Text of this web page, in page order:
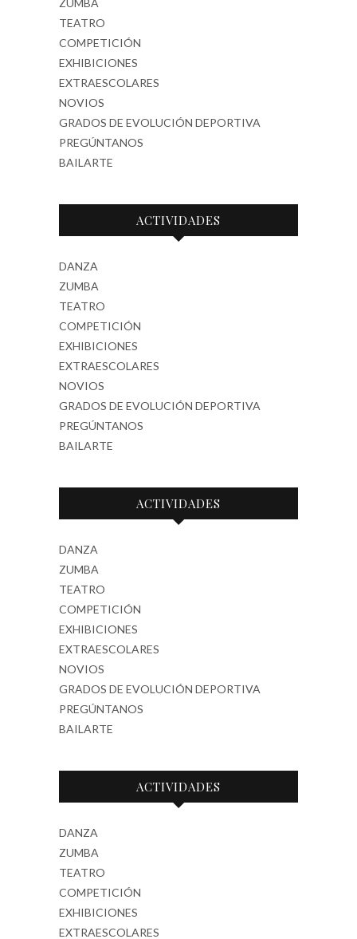
TEATRO
COMPETICIÓN
EXHIBICIONES
EXTRAESCOLARES
NOVIOS
GRADOS DE EVOLUCIÓN DEPORTIVA
PREGÚNTANOS
BAILARTE
ACTIVIDADES
DANZA
ZUMBA
TEATRO
COMPETICIÓN
EXHIBICIONES
EXTRAESCOLARES
NOVIOS
GRADOS DE EVOLUCIÓN DEPORTIVA
PREGÚNTANOS
BAILARTE
ACTIVIDADES
DANZA
ZUMBA
TEATRO
COMPETICIÓN
EXHIBICIONES
EXTRAESCOLARES
NOVIOS
GRADOS DE EVOLUCIÓN DEPORTIVA
PREGÚNTANOS
BAILARTE
ACTIVIDADES
DANZA
ZUMBA
TEATRO
COMPETICIÓN
EXHIBICIONES
EXTRAESCOLARES